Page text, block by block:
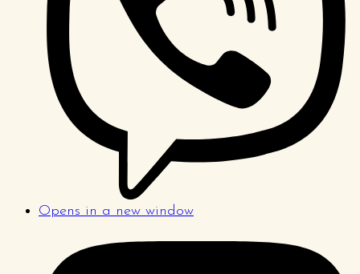
Opens in a new window